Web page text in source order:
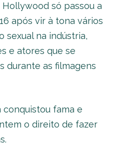
só passou a
após vir à tona vários
sexual na indústria,
e atores que se
durante as filmagens
conquistou fama e
o direito de fazer